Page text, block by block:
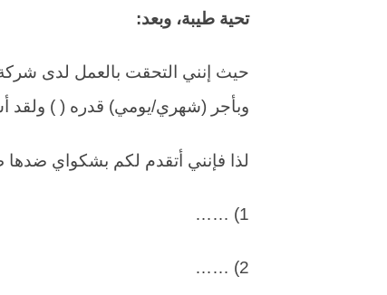
تحية طيبة، وبعد:
حيث إنني التحقت بالعمل لدى
وبأجر (شهري/يومي) قدره ( )
لذا فإنني أتقدم لكم بشكواي ضدها
1) ……
2) ……